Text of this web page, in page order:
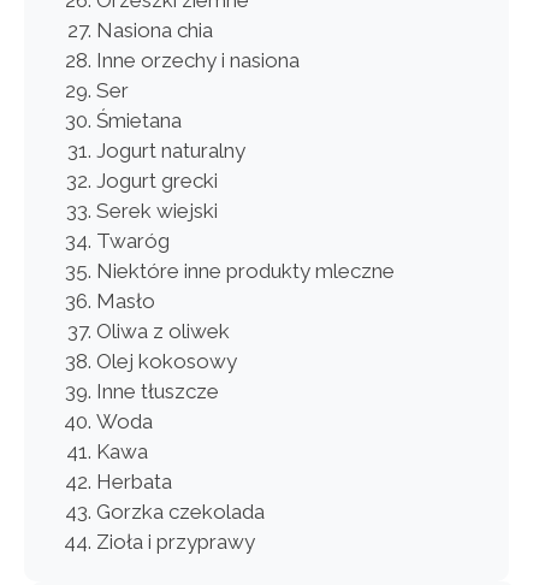
Nasiona chia
Inne orzechy i nasiona
Ser
Śmietana
Jogurt naturalny
Jogurt grecki
Serek wiejski
Twaróg
Niektóre inne produkty mleczne
Masło
Oliwa z oliwek
Olej kokosowy
Inne tłuszcze
Woda
Kawa
Herbata
Gorzka czekolada
Zioła i przyprawy